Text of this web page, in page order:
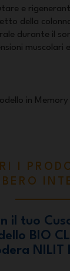
e
della
durante il
muscolari
in Memory
I
il tuo
BIO
NILIT